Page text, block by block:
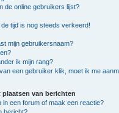
de online gebruikers lijst?
tijd is nog steeds verkeerd!
mijn gebruikersnaam?
ik mijn rang?
een gebruiker klik, moet ik me
plaatsen van berichten
in een forum of maak een reactie?